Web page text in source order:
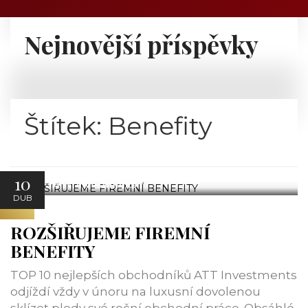
Nejnovější příspěvky
Štítek: Benefity
10
DUB
ATT Investments
ROZŠIŘUJEME FIREMNÍ
BENEFITY
TOP 10 nejlepších obchodníků ATT Investments
odjíždí vždy v únoru na luxusní dovolenou